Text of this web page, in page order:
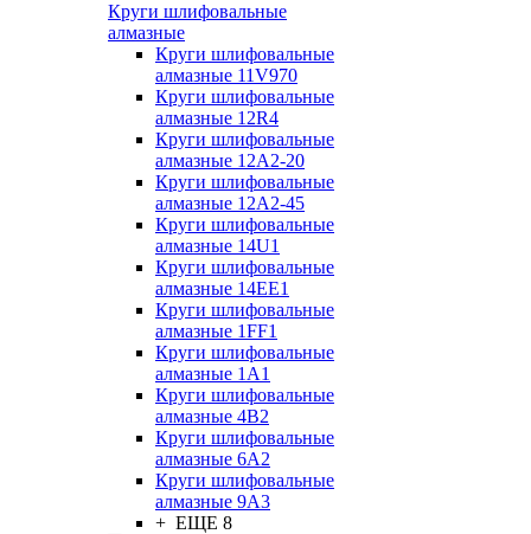
Круги шлифовальные
алмазные
Круги шлифовальные
алмазные 11V970
Круги шлифовальные
алмазные 12R4
Круги шлифовальные
алмазные 12А2-20
Круги шлифовальные
алмазные 12А2-45
Круги шлифовальные
алмазные 14U1
Круги шлифовальные
алмазные 14ЕЕ1
Круги шлифовальные
алмазные 1FF1
Круги шлифовальные
алмазные 1А1
Круги шлифовальные
алмазные 4В2
Круги шлифовальные
алмазные 6A2
Круги шлифовальные
алмазные 9А3
+ ЕЩЕ 8